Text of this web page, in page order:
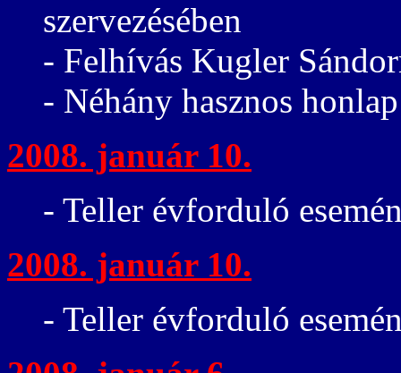
szervezésében
- Felhívás Kugler
- Néhány hasznos honlap
2008. január 10.
- Teller évforduló
2008. január 10.
- Teller évforduló